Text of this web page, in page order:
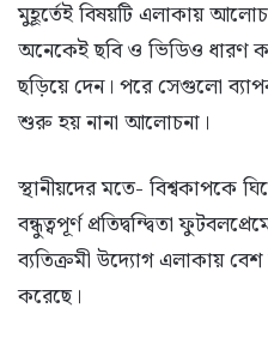
মুহূর্তেই বিষয়টি এলাকায়
অনেকেই ছবি ও ভিডিও ধারণ
ছড়িয়ে দেন। পরে সেগুলো
শুরু হয় নানা আলোচনা।
স্থানীয়দের মতে- বিশ্বকাপকে
বন্ধুত্বপূর্ণ প্রতিদ্বন্দ্বিতা
ব্যতিক্রমী উদ্যোগ এলাকায়
করেছে।